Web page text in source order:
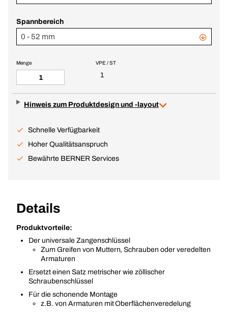
Spannbereich
0 - 52 mm
VPE / ST
1
Menge
Hinweis zum Produktdesign und -layout
Schnelle Verfügbarkeit
Hoher Qualitätsanspruch
Bewährte BERNER Services
Details
Produktvorteile:
Der universale Zangenschlüssel
Zum Greifen von Muttern, Schrauben oder veredelten
Armaturen
Ersetzt einen Satz metrischer wie zöllischer
Schraubenschlüssel
Für die schonende Montage
z.B. von Armaturen mit Oberflächenveredelung